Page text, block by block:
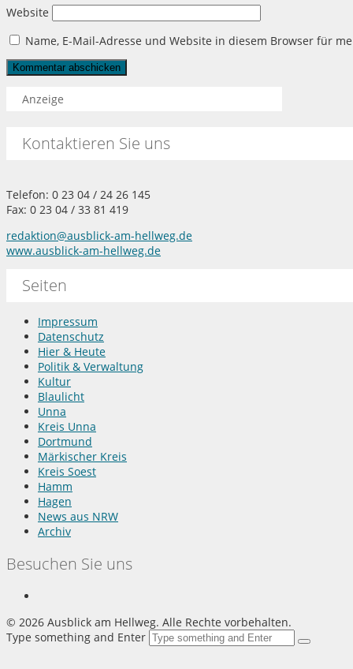
Website
Name, E-Mail-Adresse und Website in diesem Browser für
Anzeige
Kontaktieren Sie uns
Telefon: 0 23 04 / 24 26 145
Fax: 0 23 04 / 33 81 419
redaktion@ausblick-am-hellweg.de
www.ausblick-am-hellweg.de
Seiten
Impressum
Datenschutz
Hier & Heute
Politik & Verwaltung
Kultur
Blaulicht
Unna
Kreis Unna
Dortmund
Märkischer Kreis
Kreis Soest
Hamm
Hagen
News aus NRW
Archiv
Besuchen Sie uns
© 2026 Ausblick am Hellweg. Alle Rechte vorbehalten.
Type something and Enter